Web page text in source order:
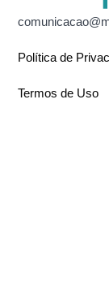
Política de
Termos de Uso